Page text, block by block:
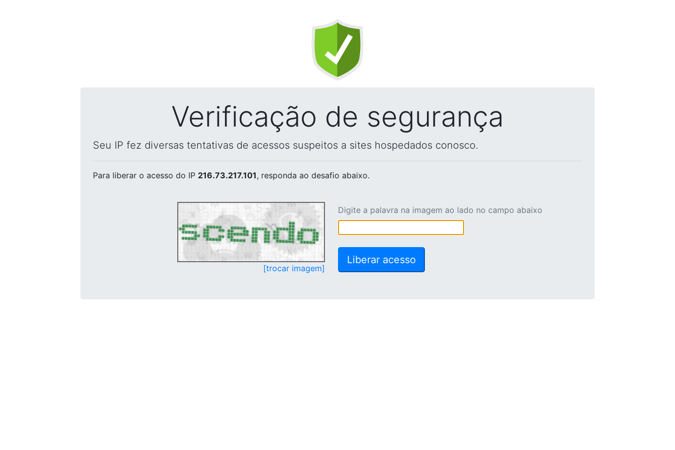
Verificação de segurança
Seu IP fez diversas tentativas de acessos suspeitos a sites hospedados conosco.
Para liberar o acesso do IP 216.73.217.101, responda ao desafio abaixo.
[trocar imagem]
Digite a palavra na imagem ao lado no campo abaixo